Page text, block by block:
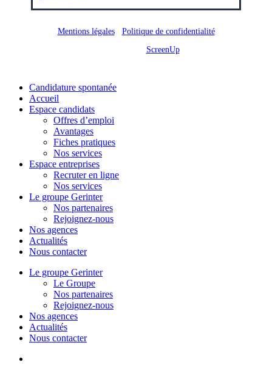
Mentions légales/ Politique de confidentialité
ScreenUp
Close
Menu
Candidature spontanée
Accueil
Espace candidats
Offres d’emploi
Avantages
Fiches pratiques
Nos services
Espace entreprises
Recruter en ligne
Nos services
Le groupe Gerinter
Nos partenaires
Rejoignez-nous
Nos agences
Actualités
Nous contacter
Le groupe Gerinter
Le Groupe
Nos partenaires
Rejoignez-nous
Nos agences
Actualités
Nous contacter